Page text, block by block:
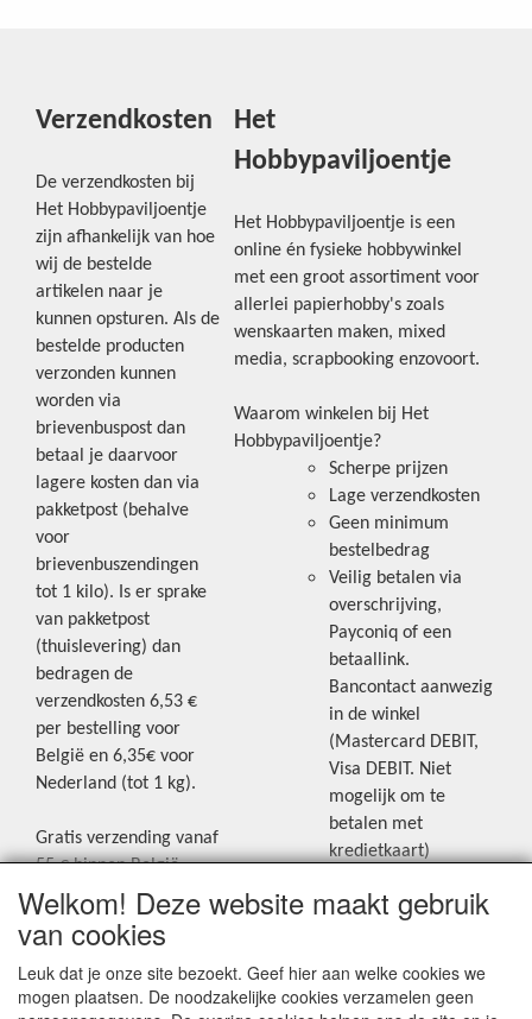
Verzendkosten
De verzendkosten bij
Het Hobbypaviljoentje
zijn afhankelijk van hoe
wij de bestelde
artikelen naar je
kunnen opsturen. Als de
bestelde producten
verzonden kunnen
worden via
brievenbuspost dan
betaal je daarvoor
lagere kosten dan via
pakketpost (behalve
voor
brievenbuszendingen
tot 1 kilo). Is er sprake
van pakketpost
(thuislevering) dan
bedragen de
verzendkosten 6,53 €
per bestelling voor
België en 6,35€ voor
Nederland (tot 1 kg).
Gratis verzending vanaf
55 € binnen België.
Gratis verzending vanaf
65 € naar Nederland.
Levering andere
landen: geen gratis
verzending, portkosten
Het
Hobbypaviljoentje
Het Hobbypaviljoentje is een
online én fysieke hobbywinkel
met een groot assortiment voor
allerlei papierhobby's zoals
wenskaarten maken, mixed
media, scrapbooking enzovoort.
Waarom winkelen bij Het
Hobbypaviljoentje?
Scherpe prijzen
Lage verzendkosten
Geen minimum
bestelbedrag
Veilig betalen via
overschrijving,
Payconiq of een
betaallink.
Bancontact aanwezig
in de winkel
(Mastercard DEBIT,
Visa DEBIT. Niet
mogelijk om te
betalen met
kredietkaart)
Blijf op de hoogte van de laatste
onze Facebookpagina.
Welkom! Deze website maakt gebruik
van cookies
Leuk dat je onze site bezoekt. Geef hier aan welke cookies we
mogen plaatsen. De noodzakelijke cookies verzamelen geen